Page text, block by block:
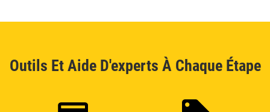
Outils Et Aide D'experts À Chaque Étape